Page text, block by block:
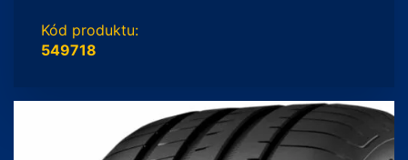
Kód produktu:
549718